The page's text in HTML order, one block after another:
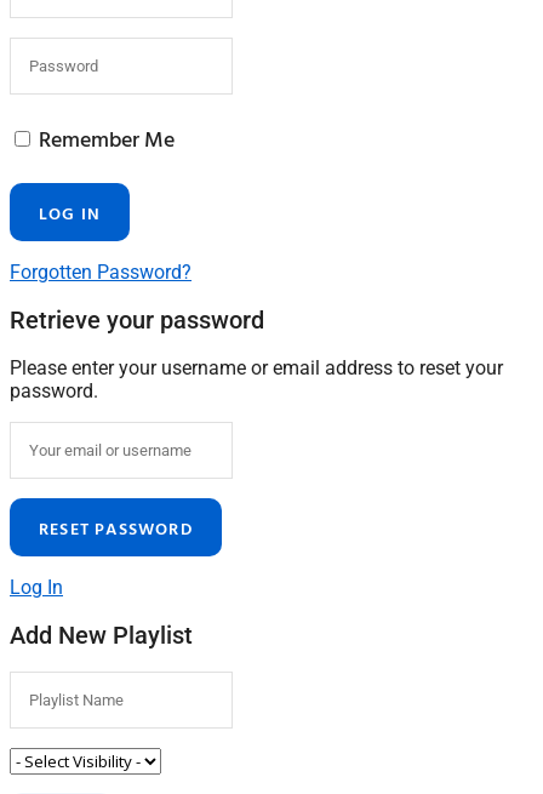
Remember Me
Forgotten Password?
Retrieve your password
Please enter your username or email address to reset your
password.
Log In
Add New Playlist